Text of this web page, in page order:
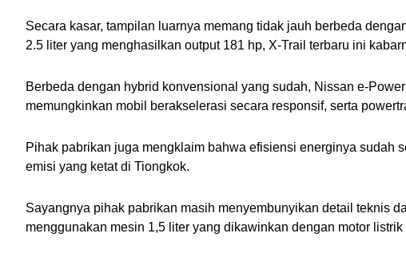
Secara kasar, tampilan luarnya memang tidak jauh berbeda
2.5 liter yang menghasilkan output 181 hp, X-Trail terbaru ini
Berbeda dengan hybrid konvensional yang sudah, Nissan e-
memungkinkan mobil berakselerasi secara responsif, serta
Pihak pabrikan juga mengklaim bahwa efisiensi energinya sudah
emisi yang ketat di Tiongkok.
Sayangnya pihak pabrikan masih menyembunyikan detail teknis
menggunakan mesin 1,5 liter yang dikawinkan dengan motor